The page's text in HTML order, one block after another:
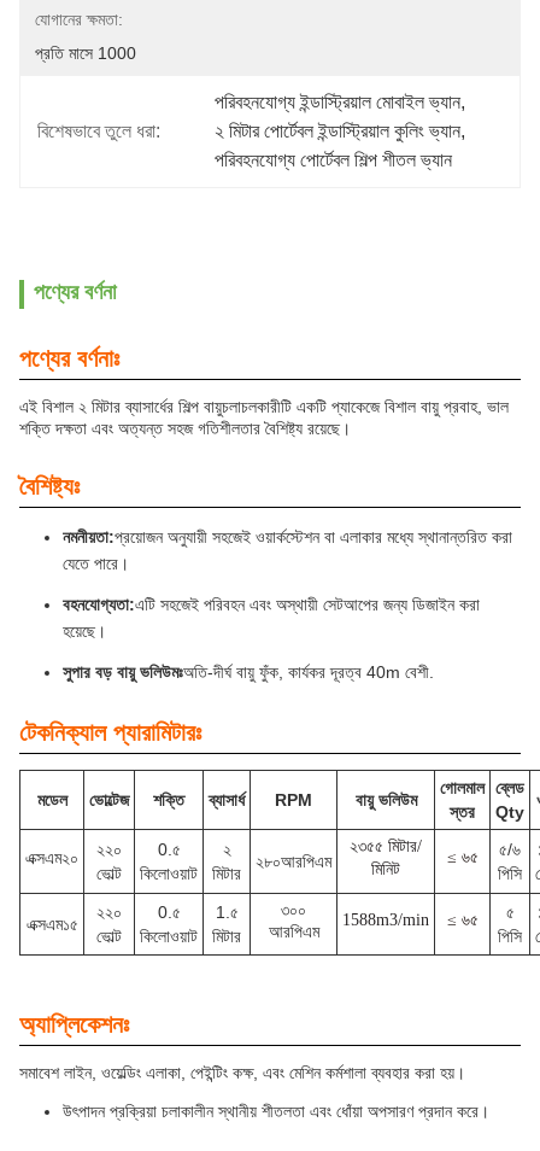
যোগানের ক্ষমতা:
প্রতি মাসে 1000
বিশেষভাবে তুলে ধরা:
পরিবহনযোগ্য ইন্ডাস্ট্রিয়াল মোবাইল ভ্যান,
২ মিটার পোর্টেবল ইন্ডাস্ট্রিয়াল কুলিং ভ্যান,
পরিবহনযোগ্য পোর্টেবল শিল্প শীতল ভ্যান
পণ্যের বর্ণনা
পণ্যের বর্ণনাঃ
এই বিশাল ২ মিটার ব্যাসার্ধের শিল্প বায়ুচলাচলকারীটি একটি প্যাকেজে বিশাল বায়ু প্রবাহ, ভাল
শক্তি দক্ষতা এবং অত্যন্ত সহজ গতিশীলতার বৈশিষ্ট্য রয়েছে।
বৈশিষ্ট্যঃ
নমনীয়তা:প্রয়োজন অনুযায়ী সহজেই ওয়ার্কস্টেশন বা এলাকার মধ্যে স্থানান্তরিত করা
যেতে পারে।
বহনযোগ্যতা:এটি সহজেই পরিবহন এবং অস্থায়ী সেটআপের জন্য ডিজাইন করা
হয়েছে।
সুপার বড় বায়ু ভলিউমঃঅতি-দীর্ঘ বায়ু ফুঁক, কার্যকর দূরত্ব 40m বেশী.
টেকনিক্যাল প্যারামিটারঃ
মডেল ভোল্টেজ শক্তি ব্যাসার্ধ RPM বায়ু ভলিউম
গোলমাল
স্তর
ব্লেড
Qty
এক্সএম২০
২২০
ভোল্ট
0.৫
কিলোওয়াট
২
মিটার
২৮০আরপিএম
২৩৫৫ মিটার/
মিনিট
≤ ৬৫
৫/৬
পিসি
এক্সএম১৫
২২০
ভোল্ট
0.৫
কিলোওয়াট
1.৫
মিটার
৩০০
আরপিএম
1588m3/min ≤ ৬৫
৫
পিসি
অ্যাপ্লিকেশনঃ
সমাবেশ লাইন, ওয়েল্ডিং এলাকা, পেইন্টিং কক্ষ, এবং মেশিন কর্মশালা ব্যবহার করা হয়।
উৎপাদন প্রক্রিয়া চলাকালীন স্থানীয় শীতলতা এবং ধোঁয়া অপসারণ প্রদান করে।